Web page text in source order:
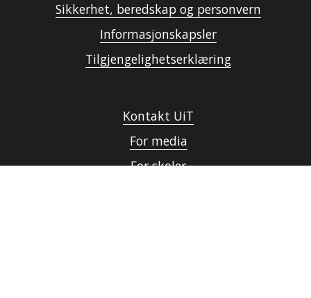
Sikkerhet, beredskap og personvern
Informasjonskapsler
Tilgjengelighetserklæring
Kontakt UiT
For media
For skoler